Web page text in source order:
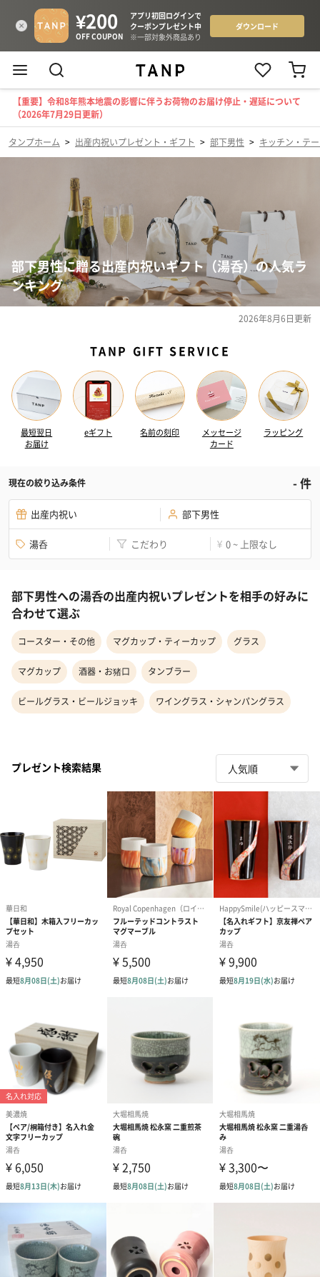
【重要】令和8年熊本地震の影響に伴うお荷物のお届け停止・遅延について
（2026年7月29日更新）
タンプホーム > 出産内祝いプレゼント・ギフト > 部下男性 > キッチン・テ
部下男性に贈る出産内祝いギフト（湯呑）の人気ラ
ンキング
2026年8月6日更新
TANP GIFT SERVICE
最短翌日
お届け
eギフト 名前の刻印
メッセージ
カード
ラッピング
現在の絞り込み条件 -件
出産内祝い 部下男性
湯呑 こだわり ¥ 0 ~ 上限なし
部下男性への湯呑の出産内祝いプレゼントを相手の好みに
合わせて選ぶ
コースター・その他 マグカップ・ティーカップ グラス
マグカップ 酒器・お猪口 タンブラー
ビールグラス・ビールジョッキ ワイングラス・シャンパングラス
プレゼント検索結果